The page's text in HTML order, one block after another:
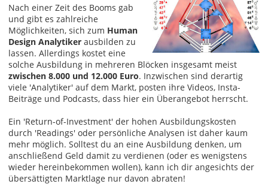
Nach einer Zeit des Booms gab
und gibt es zahlreiche
Möglichkeiten, sich zum Human
Design Analytiker ausbilden zu
lassen. Allerdings kostet eine
solche Ausbildung in mehreren Blöcken insgesamt meist
zwischen 8.000 und 12.000 Euro. Inzwischen sind derartig
viele 'Analytiker' auf dem Markt, posten ihre Videos, Insta-
Beiträge und Podcasts, dass hier ein Überangebot herrscht.
Ein 'Return-of-Investment' der hohen Ausbildungskosten
durch 'Readings' oder persönliche Analysen ist daher kaum
mehr möglich. Solltest du an eine Ausbildung denken, um
anschließend Geld damit zu verdienen (oder es wenigstens
wieder hereinbekommen wollen), kann ich dir angesichts der
übersättigten Marktlage nur davon abraten!